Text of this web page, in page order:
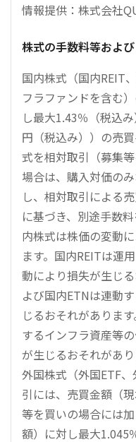
情報提供：株式会社
株式の手数料等およ
国内株式（国内REIT
フラファンドを含む
し最大1.43％（税込
円（税込み））の売
式を相対取引（募集
場合は、購入対価の
し、相対取引による
に基づき、別途手数
内株式は株価の変動
ます。国内REITは運
動により損失が生じ
よび国内ETNは連動
じるおそれがありま
するインフラ資産等
が生じるおそれがあり
外国株式（外国ETF
引には、売買金額（
等を買いの場合には
額）に対し最大1.045